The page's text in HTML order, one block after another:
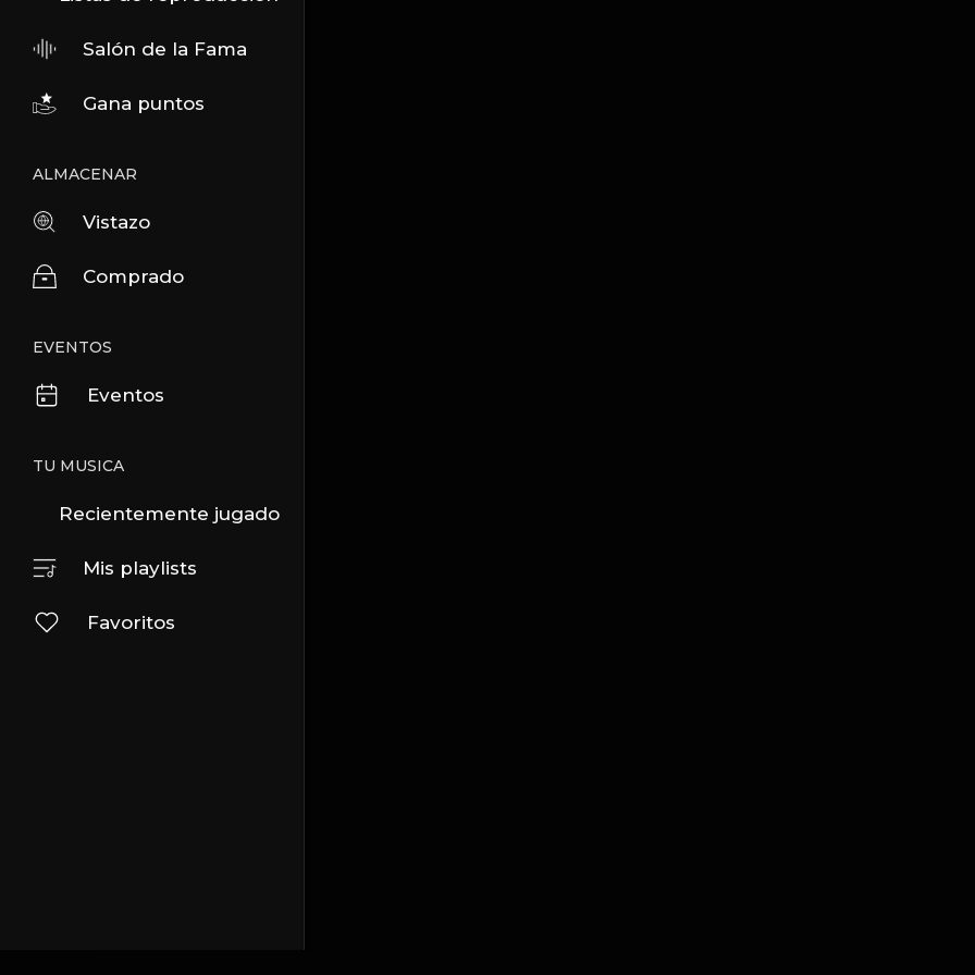
Salón de la Fama
Gana puntos
ALMACENAR
Vistazo
Comprado
EVENTOS
Eventos
TU MUSICA
Recientemente jugado
Mis playlists
Favoritos